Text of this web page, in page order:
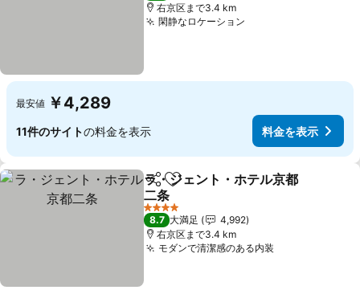
右京区まで3.4 km
閑静なロケーション
最安値 ￥4,289
11件のサイトの料金を表示 料金を表示
シェアお気に入りに追加
ラ・ジェント・ホテル京都
二条
料金を表示
4 ホテルのランク
8.7 大満足
4,992
右京区まで3.4 km
モダンで清潔感のある内装料金を表示